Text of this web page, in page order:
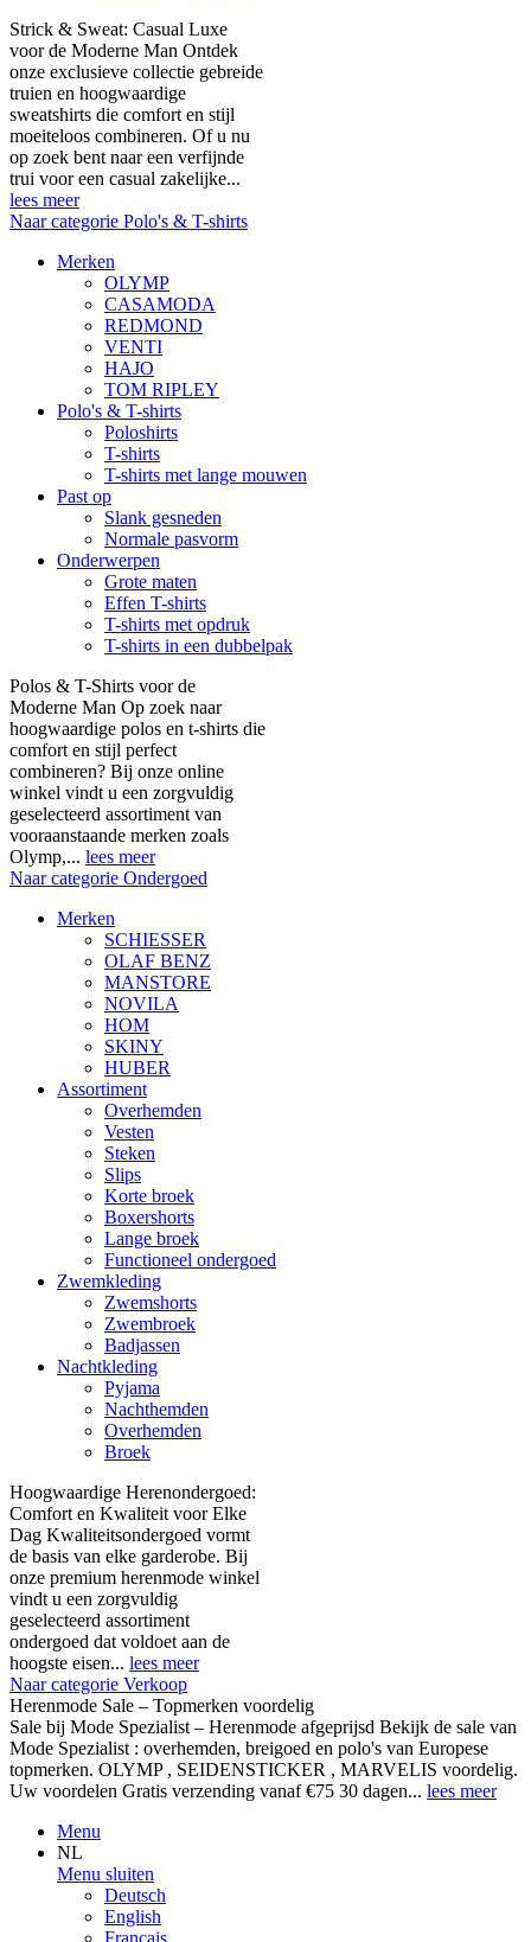
Strick & Sweat: Casual Luxe
voor de Moderne Man Ontdek
onze exclusieve collectie gebreide
truien en hoogwaardige
sweatshirts die comfort en stijl
moeiteloos combineren. Of u nu
op zoek bent naar een verfijnde
trui voor een casual zakelijke...
lees meer
Naar categorie Polo's & T-shirts
Merken
OLYMP
CASAMODA
REDMOND
VENTI
HAJO
TOM RIPLEY
Polo's & T-shirts
Poloshirts
T-shirts
T-shirts met lange mouwen
Past op
Slank gesneden
Normale pasvorm
Onderwerpen
Grote maten
Effen T-shirts
T-shirts met opdruk
T-shirts in een dubbelpak
Polos & T-Shirts voor de
Moderne Man Op zoek naar
hoogwaardige polos en t-shirts die
comfort en stijl perfect
combineren? Bij onze online
winkel vindt u een zorgvuldig
geselecteerd assortiment van
vooraanstaande merken zoals
Olymp,... lees meer
Naar categorie Ondergoed
Merken
SCHIESSER
OLAF BENZ
MANSTORE
NOVILA
HOM
SKINY
HUBER
Assortiment
Overhemden
Vesten
Steken
Slips
Korte broek
Boxershorts
Lange broek
Functioneel ondergoed
Zwemkleding
Zwemshorts
Zwembroek
Badjassen
Nachtkleding
Pyjama
Nachthemden
Overhemden
Broek
Hoogwaardige Herenondergoed:
Comfort en Kwaliteit voor Elke
Dag Kwaliteitsondergoed vormt
de basis van elke garderobe. Bij
onze premium herenmode winkel
vindt u een zorgvuldig
geselecteerd assortiment
ondergoed dat voldoet aan de
hoogste eisen... lees meer
Naar categorie Verkoop
Herenmode Sale – Topmerken voordelig
Sale bij Mode Spezialist – Herenmode afgeprijsd Bekijk de sale van
Mode Spezialist : overhemden, breigoed en polo's van Europese
topmerken. OLYMP , SEIDENSTICKER , MARVELIS voordelig.
Uw voordelen Gratis verzending vanaf €75 30 dagen... lees meer
Menu
NL
Menu sluiten
Deutsch
English
Français